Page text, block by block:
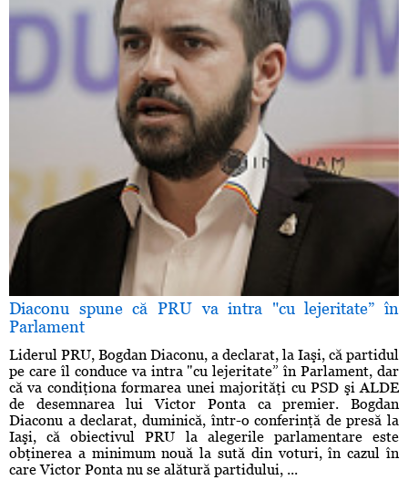
Diaconu spune că PRU va intra "cu lejeritate” în
Parlament
Liderul PRU, Bogdan Diaconu, a declarat, la Iaşi, că partidul
pe care îl conduce va intra "cu lejeritate” în Parlament, dar
că va condiţiona formarea unei majorităţi cu PSD şi ALDE
de desemnarea lui Victor Ponta ca premier. Bogdan
Diaconu a declarat, duminică, într-o conferinţă de presă la
Iaşi, că obiectivul PRU la alegerile parlamentare este
obţinerea a minimum nouă la sută din voturi, în cazul în
care Victor Ponta nu se alătură partidului, ...